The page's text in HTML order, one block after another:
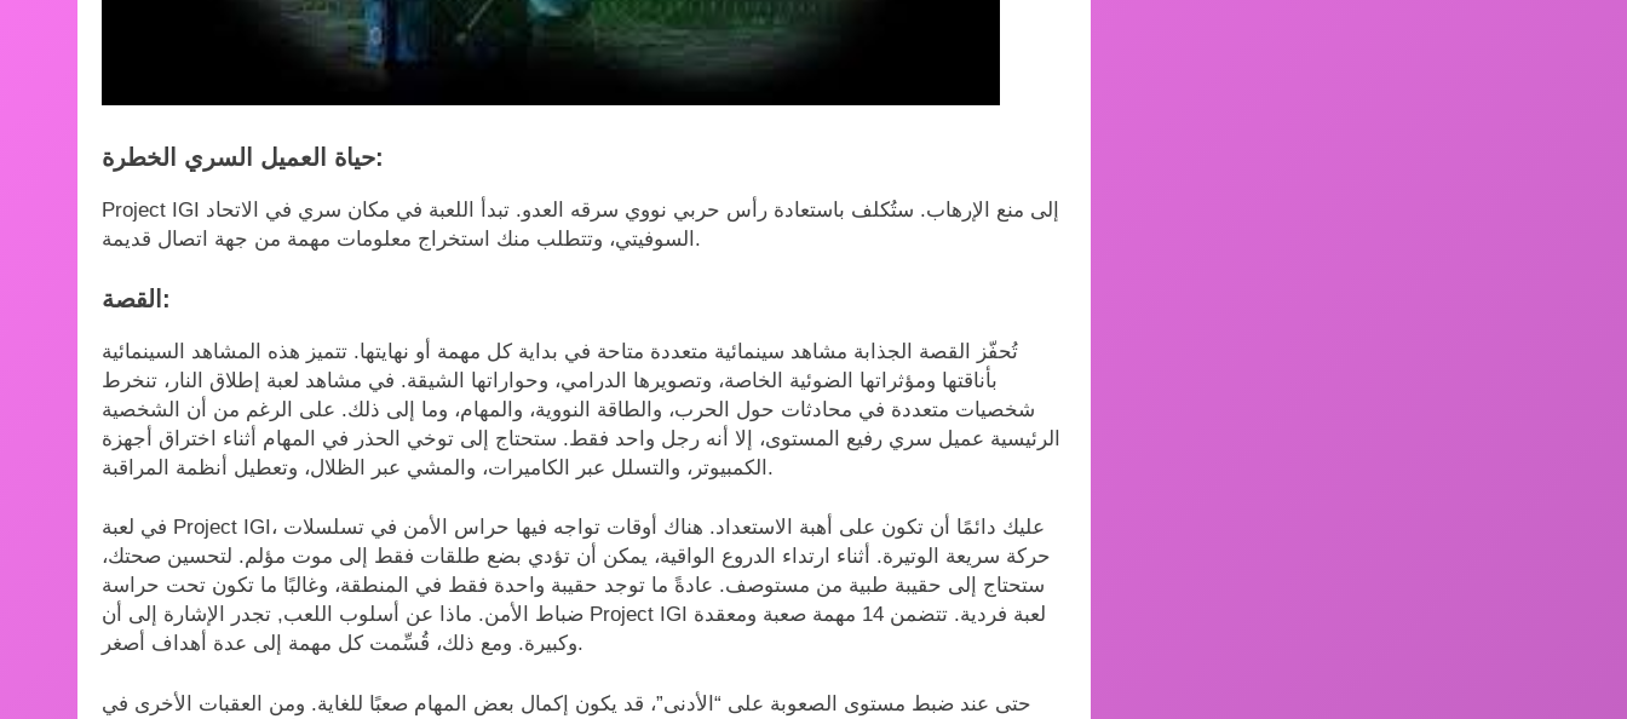
حياة العميل السري الخطرة:
Project IGI إلى منع الإرهاب. ستُكلف باستعادة رأس حربي نووي سرقه العدو. تبدأ اللعبة في مكان سري في الاتحاد
السوفيتي، وتتطلب منك استخراج معلومات مهمة من جهة اتصال قديمة.
القصة:
تُحفّز القصة الجذابة مشاهد سينمائية متعددة متاحة في بداية كل مهمة أو نهايتها. تتميز هذه المشاهد السينمائية
بأناقتها ومؤثراتها الضوئية الخاصة، وتصويرها الدرامي، وحواراتها الشيقة. في مشاهد لعبة إطلاق النار، تنخرط
شخصيات متعددة في محادثات حول الحرب، والطاقة النووية، والمهام، وما إلى ذلك. على الرغم من أن الشخصية
الرئيسية عميل سري رفيع المستوى، إلا أنه رجل واحد فقط. ستحتاج إلى توخي الحذر في المهام أثناء اختراق أجهزة
الكمبيوتر، والتسلل عبر الكاميرات، والمشي عبر الظلال، وتعطيل أنظمة المراقبة.
في لعبة Project IGI، عليك دائمًا أن تكون على أهبة الاستعداد. هناك أوقات تواجه فيها حراس الأمن في تسلسلات
حركة سريعة الوتيرة. أثناء ارتداء الدروع الواقية، يمكن أن تؤدي بضع طلقات فقط إلى موت مؤلم. لتحسين صحتك،
ستحتاج إلى حقيبة طبية من مستوصف. عادةً ما توجد حقيبة واحدة فقط في المنطقة، وغالبًا ما تكون تحت حراسة
ضباط الأمن. ماذا عن أسلوب اللعب, تجدر الإشارة إلى أن Project IGI لعبة فردية. تتضمن 14 مهمة صعبة ومعقدة
وكبيرة. ومع ذلك، قُسِّمت كل مهمة إلى عدة أهداف أصغر.
حتى عند ضبط مستوى الصعوبة على “الأدنى”، قد يكون إكمال بعض المهام صعبًا للغاية. ومن العقبات الأخرى في